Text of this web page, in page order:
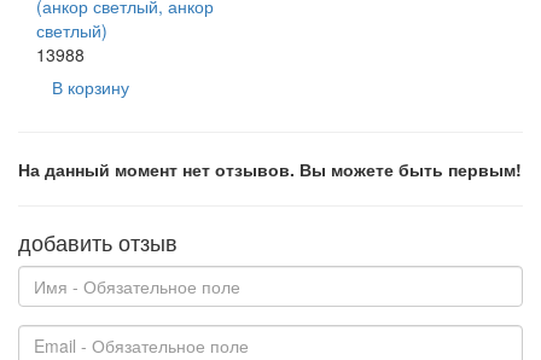
(анкор светлый, анкор
светлый)
13988
В корзину
На данный момент нет отзывов. Вы можете быть первым!
добавить отзыв